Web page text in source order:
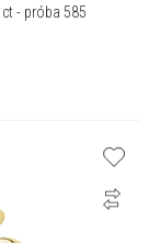
- próba 585